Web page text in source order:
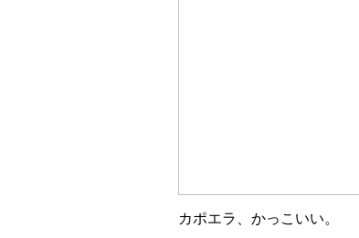
カポエラ、かっこいい。